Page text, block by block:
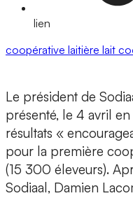
lien
coopérative laitière lait
Le président de
présenté, le 4 avril
résultats «
pour la première
(15 300 éleveurs).
Sodiaal, Damien